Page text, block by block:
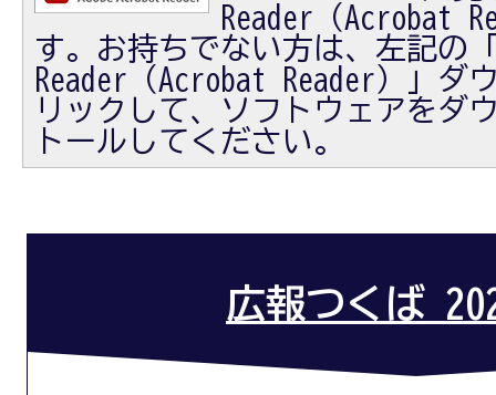
Reader（Acrobat
す。お持ちでない方は、左記の
Reader（Acrobat Reader）」ダ
リックして、ソフトウェアをダ
トールしてください。
広報つくば